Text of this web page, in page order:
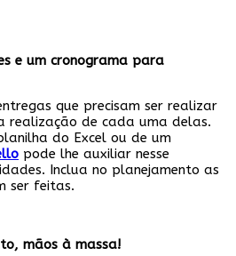
e um cronograma para
que precisam ser realizar
realização de cada uma delas.
do Excel ou de um
pode lhe auxiliar nesse
Inclua no planejamento as
ser feitas.
mãos à massa!